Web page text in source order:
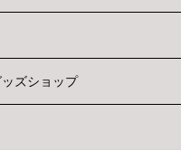
ズショップ